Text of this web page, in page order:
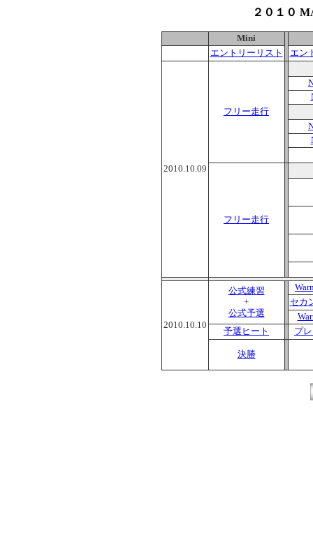
２０１０
Mini
エントリーリスト
エン
2010.10.09
フリー走行
フリー走行
2010.10.10
公式練習
+
公式予選
セカ
予選ヒート
プ
決勝